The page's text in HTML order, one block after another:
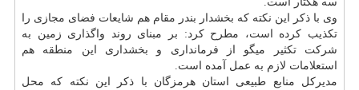
وی با ذكر این نكته كه بخشدار بندر مقام هم شایعات فضای مجازی را
تكذیب كرده است، مطرح كرد: بر مبنای روند واگذاری زمین به
شركت تكثیر میگو از فرمانداری و بخشداری این منطقه هم
استعلامات لازم به عمل آمده است.
مدیركل منابع طبیعی استان هرمزگان با ذكر این نكته كه محل